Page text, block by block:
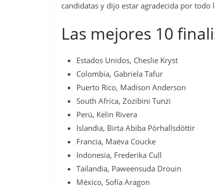
candidatas y dijo estar agradecida por
Las mejores 10
Estados Unidos, Cheslie Kryst
Colombia, Gabriela Tafur
Puerto Rico, Madison Anderson
South Africa, Zozibini Tunzi
Perú, Kelin Rivera
Islandia, Birta Abiba Pórhallsdóttir
Francia, Maëva Coucke
Indonesia, Frederika Cull
Tailandia, Paweensuda Drouin
México, Sofía Aragon